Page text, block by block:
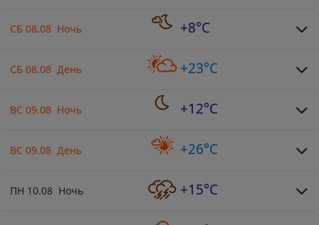
СБ 08.08 Ночь +8°C
СБ 08.08 День +23°C
ВС 09.08 Ночь +12°C
ВС 09.08 День +26°C
ПН 10.08 Ночь +15°C